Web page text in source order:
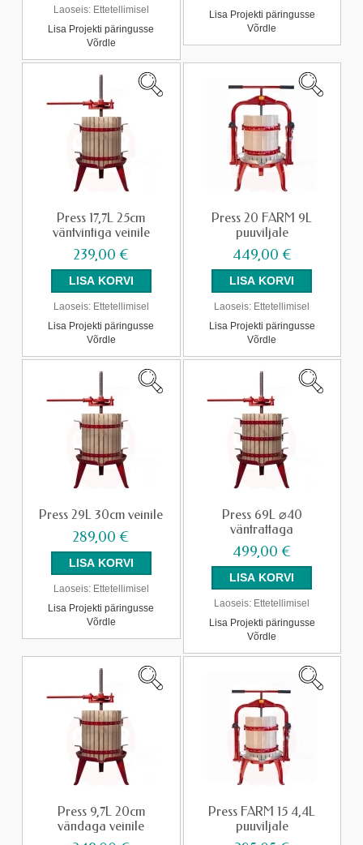
Laoseis: Ettetellimisel
Lisa Projekti päringusse
Võrdle
Lisa Projekti päringusse
Võrdle
Press 17,7L 25cm
väntvintiga veinile
239,00 €
Laoseis: Ettetellimisel
Lisa Projekti päringusse
Võrdle
Press 20 FARM 9L
puuviljale
449,00 €
Laoseis: Ettetellimisel
Lisa Projekti päringusse
Võrdle
Press 29L 30cm veinile
289,00 €
Laoseis: Ettetellimisel
Lisa Projekti päringusse
Võrdle
Press 69L ⌀40
väntrattaga
499,00 €
Laoseis: Ettetellimisel
Lisa Projekti päringusse
Võrdle
Press 9,7L 20cm
vändaga veinile
Press FARM 15 4,4L
puuviljale